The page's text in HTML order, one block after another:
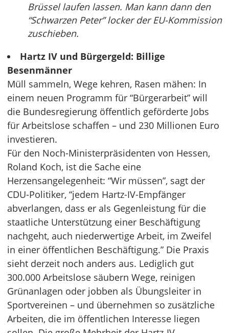
Brüssel laufen lassen. Man kann dann den
“Schwarzen Peter” locker der EU-Kommission
zuschieben.
Hartz IV und Bürgergeld: Billige
Besenmänner
Müll sammeln, Wege kehren, Rasen mähen: In
einem neuen Programm für “Bürgerarbeit” will
die Bundesregierung öffentlich geförderte Jobs
für Arbeitslose schaffen – und 230 Millionen Euro
investieren.
Für den Noch-Ministerpräsidenten von Hessen,
Roland Koch, ist die Sache eine
Herzensangelegenheit: “Wir müssen”, sagt der
CDU-Politiker, “jedem Hartz-IV-Empfänger
abverlangen, dass er als Gegenleistung für die
staatliche Unterstützung einer Beschäftigung
nachgeht, auch niederwertige Arbeit, im Zweifel
in einer öffentlichen Beschäftigung.” Die Praxis
sieht derzeit noch anders aus. Lediglich gut
300.000 Arbeitslose säubern Wege, reinigen
Grünanlagen oder jobben als Übungsleiter in
Sportvereinen – und übernehmen so zusätzliche
Arbeiten, die im öffentlichen Interesse liegen